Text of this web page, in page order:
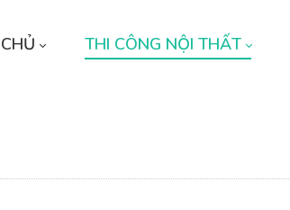
THI CÔNG NỘI THẤT